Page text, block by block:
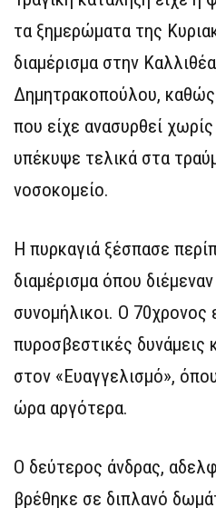
τα ξημερώματα της
διαμέρισμα στην
Δημητρακοπούλου,
που είχε ανασυρθεί
υπέκυψε τελικά στα
νοσοκομείο.
Η πυρκαγιά ξέσπασε
διαμέρισμα όπου
συνομήλικοι. Ο 70χρονος
πυροσβεστικές δυνάμεις
στον «Ευαγγελισμό»,
ώρα αργότερα.
Ο δεύτερος άνδρας,
βρέθηκε σε διπλανό